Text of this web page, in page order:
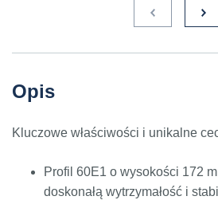
Opis
Kluczowe właściwości i unikalne
Profil 60E1 o wysokości 172
doskonałą wytrzymałość i